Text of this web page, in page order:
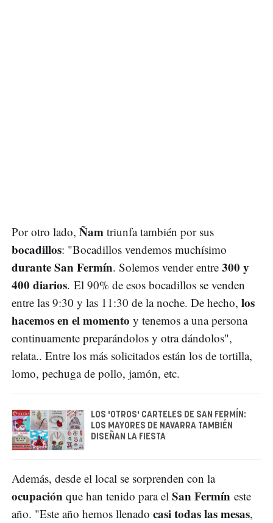
Por otro lado, Ñam triunfa también por sus
bocadillos: "Bocadillos vendemos muchísimo
durante San Fermín. Solemos vender entre 300 y
400 diarios. El 90% de esos bocadillos se venden
entre las 9:30 y las 11:30 de la noche. De hecho, los
hacemos en el momento y tenemos a una persona
continuamente preparándolos y otra dándolos",
relata.. Entre los más solicitados están los de tortilla,
lomo, pechuga de pollo, jamón, etc.
LOS 'OTROS' CARTELES DE SAN FERMÍN:
LOS MAYORES DE NAVARRA TAMBIÉN
DISEÑAN LA FIESTA
Además, desde el local se sorprenden con la
ocupación que han tenido para el San Fermín este
año. "Este año hemos llenado casi todas las mesas,